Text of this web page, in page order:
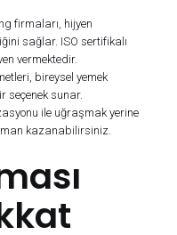
firmaları, hijyen
sağlar. ISO sertifikalı
vermektedir.
bireysel yemek
seçenek sunar.
ile uğraşmak yerine
kazanabilirsiniz.